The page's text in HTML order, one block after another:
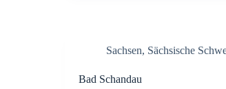
Sachsen, Sächsische
Bad Schandau